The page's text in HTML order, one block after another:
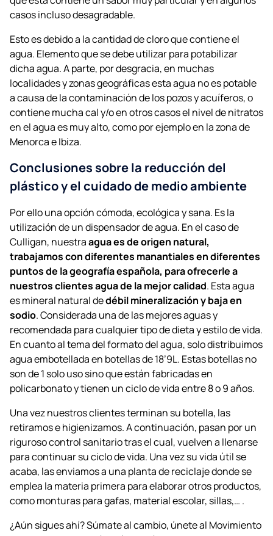
casos incluso desagradable.
Esto es debido a la cantidad de cloro que contiene el
agua. Elemento que se debe utilizar para potabilizar
dicha agua. A parte, por desgracia, en muchas
localidades y zonas geográficas esta agua no es potable
a causa de la contaminación de los pozos y acuíferos, o
contiene mucha cal y/o en otros casos el nivel de nitratos
en el agua es muy alto, como por ejemplo en la zona de
Menorca e Ibiza.
Conclusiones sobre la reducción del
plástico y el cuidado de medio ambiente
Por ello una opción cómoda, ecológica y sana. Es la
utilización de un dispensador de agua. En el caso de
Culligan, nuestraagua es de origen natural,
trabajamos con diferentes manantiales en diferentes
puntos de la geografía española, para ofrecerle a
nuestros clientes agua de la mejor calidad. Esta agua
es mineral natural dedébil mineralización y baja en
sodio. Considerada una de las mejores aguas y
recomendada para cualquier tipo de dieta y estilo de vida.
En cuanto al tema del formato del agua, solo distribuimos
agua embotellada en botellas de 18’9L. Estas botellas no
son de 1 solo uso sino que están fabricadas en
policarbonato y tienen un ciclo de vida entre 8 o 9 años.
Una vez nuestros clientes terminan su botella, las
retiramos e higienizamos. A continuación, pasan por un
riguroso control sanitario tras el cual, vuelven a llenarse
para continuar su ciclo de vida. Una vez su vida útil se
acaba, las enviamos a una planta de reciclaje donde se
emplea la materia primera para elaborar otros productos,
como monturas para gafas, material escolar, sillas,… .
¿Aún sigues ahí? Súmate al cambio, únete al Movimiento